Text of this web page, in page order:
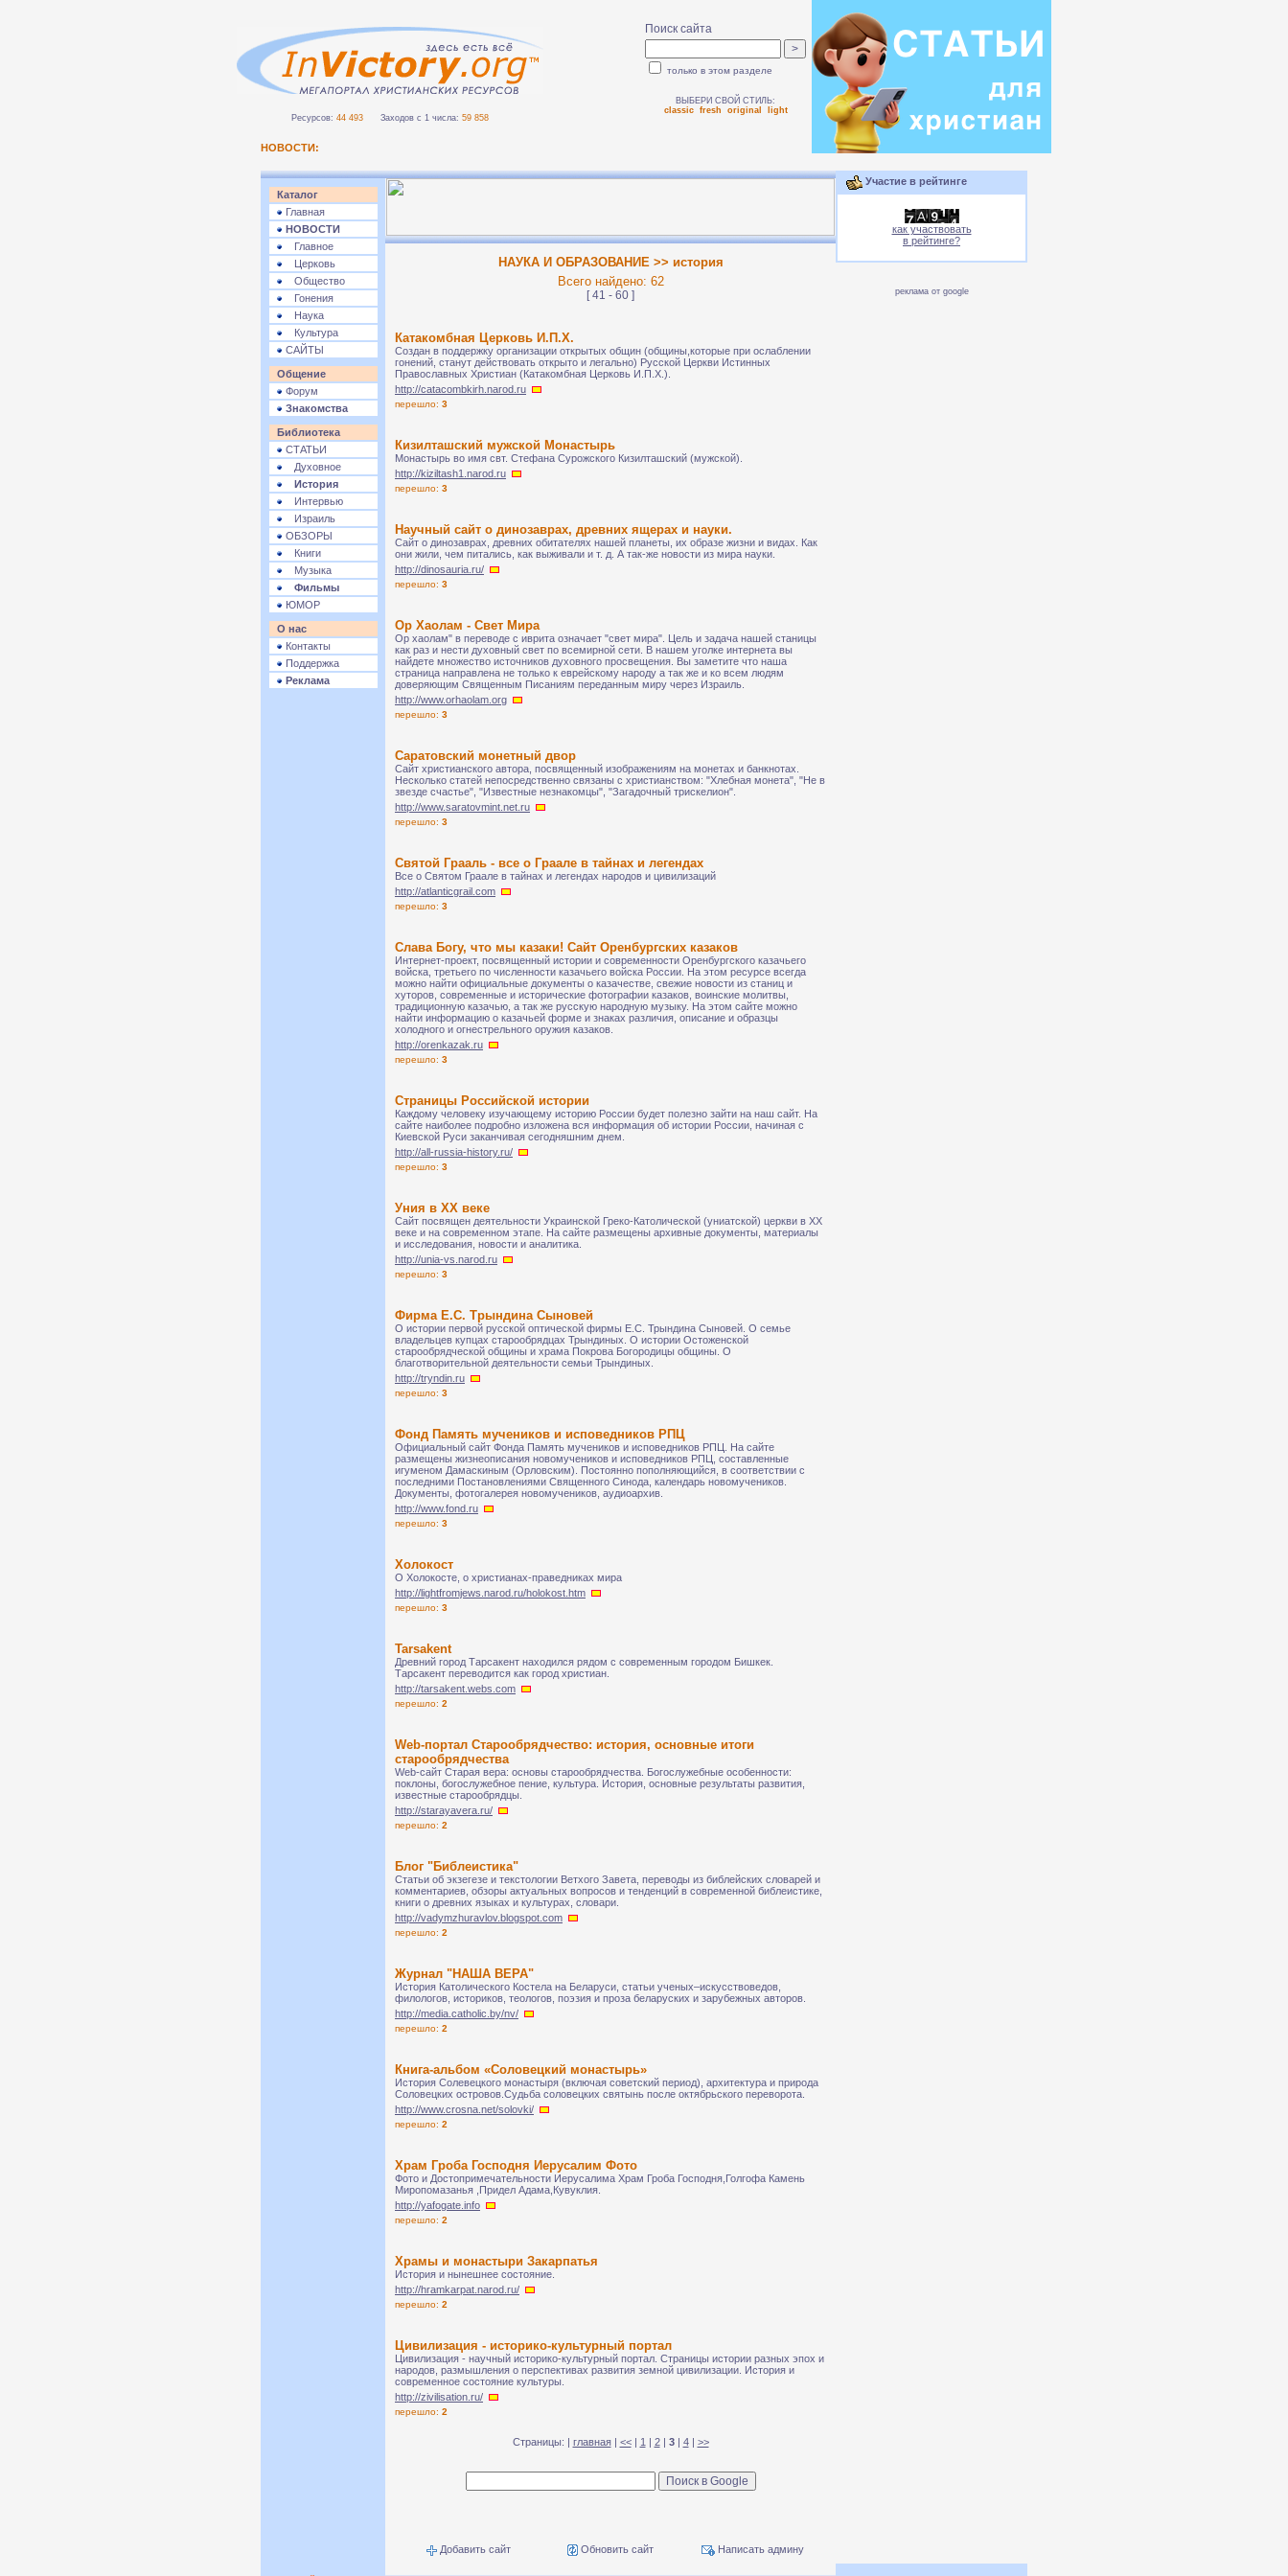
Ресурсов: 44 493 Заходов с 1 числа: 59 858
Поиск сайта
только в этом разделе
ВЫБЕРИ СВОЙ СТИЛЬ:
classic
fresh original light
НОВОСТИ:
Каталог
Главная
НОВОСТИ
Главное
Церковь
Общество
Гонения
Наука
Культура
САЙТЫ
Общение
Форум
Знакомства
Библиотека
СТАТЬИ
Духовное
История
Интервью
Израиль
ОБЗОРЫ
Книги
Музыка
Фильмы
ЮМОР
О нас
Контакты
Поддержка
Реклама
НАУКА И ОБРАЗОВАНИЕ >> история
Всего найдено: 62
[ 41 - 60 ]
Катакомбная Церковь И.П.Х.
Создан в поддержку организации открытых общин (общины,которые при ослаблении
гонений, станут действовать открыто и легально) Русской Церкви Истинных
Православных Христиан (Катакомбная Церковь И.П.Х.).
http://catacombkirh.narod.ru
перешло: 3
Кизилташский мужской Монастырь
Монастырь во имя свт. Стефана Сурожского Кизилташский (мужской).
http://kiziltash1.narod.ru
перешло: 3
Научный сайт о динозаврах, древних ящерах и науки.
Сайт о динозаврах, древних обитателях нашей планеты, их образе жизни и видах. Как
они жили, чем питались, как выживали и т. д. А так-же новости из мира науки.
http://dinosauria.ru/
перешло: 3
Ор Хаолам - Свет Мира
Ор хаолам" в переводе с иврита означает "свет мира". Цель и задача нашей станицы
как раз и нести духовный свет по всемирной сети. В нашем уголке интернета вы
найдете множество источников духовного просвещения. Вы заметите что наша
страница направлена не только к еврейскому народу а так же и ко всем людям
доверяющим Священным Писаниям переданным миру через Израиль.
http://www.orhaolam.org
перешло: 3
Саратовский монетный двор
Cайт христианского автора, посвященный изображениям на монетах и банкнотах.
Несколько статей непосредственно связаны с христианством: "Хлебная монета", "Не в
звезде счастье", "Известные незнакомцы", "Загадочный трискелион".
http://www.saratovmint.net.ru
перешло: 3
Святой Грааль - все о Граале в тайнах и легендах
Все о Святом Граале в тайнах и легендах народов и цивилизаций
http://atlanticgrail.com
перешло: 3
Слава Богу, что мы казаки! Сайт Оренбургских казаков
Интернет-проект, посвященный истории и современности Оренбургского казачьего
войска, третьего по численности казачьего войска России. На этом ресурсе всегда
можно найти официальные документы о казачестве, свежие новости из станиц и
хуторов, современные и исторические фотографии казаков, воинские молитвы,
традиционную казачью, а так же русскую народную музыку. На этом сайте можно
найти информацию о казачьей форме и знаках различия, описание и образцы
холодного и огнестрельного оружия казаков.
http://orenkazak.ru
перешло: 3
Страницы Российской истории
Каждому человеку изучающему историю России будет полезно зайти на наш сайт. На
сайте наиболее подробно изложена вся информация об истории России, начиная с
Киевской Руси заканчивая сегодняшним днем.
http://all-russia-history.ru/
перешло: 3
Уния в XX веке
Сайт посвящен деятельности Украинской Греко-Католической (униатской) церкви в XX
веке и на современном этапе. На сайте размещены архивные документы, материалы
и исследования, новости и аналитика.
http://unia-vs.narod.ru
перешло: 3
Фирма Е.С. Трындина Сыновей
О истории первой русской оптической фирмы Е.С. Трындина Сыновей. О семье
владельцев купцах старообрядцах Трындиных. О истории Остоженской
старообрядческой общины и храма Покрова Богородицы общины. О
благотворительной деятельности семьи Трындиных.
http://tryndin.ru
перешло: 3
Фонд Память мучеников и исповедников РПЦ
Официальный сайт Фонда Память мучеников и исповедников РПЦ. На сайте
размещены жизнеописания новомучеников и исповедников РПЦ, составленные
игуменом Дамаскиным (Орловским). Постоянно пополняющийся, в соответствии с
последними Постановлениями Священного Синода, календарь новомучеников.
Документы, фотогалерея новомучеников, аудиоархив.
http://www.fond.ru
перешло: 3
Холокост
О Холокосте, о христианах-праведниках мира
http://lightfromjews.narod.ru/holokost.htm
перешло: 3
Tarsakent
Древний город Тарсакент находился рядом с современным городом Бишкек.
Тарсакент переводится как город христиан.
http://tarsakent.webs.com
перешло: 2
Web-портал Старообрядчество: история, основные итоги
старообрядчества
Web-сайт Старая вера: основы старообрядчества. Богослужебные особенности:
поклоны, богослужебное пение, культура. История, основные результаты развития,
известные старообрядцы.
http://starayavera.ru/
перешло: 2
Блог "Библеистика"
Статьи об экзегезе и текстологии Ветхого Завета, переводы из библейских словарей и
комментариев, обзоры актуальных вопросов и тенденций в современной библеистике,
книги о древних языках и культурах, словари.
http://vadymzhuravlov.blogspot.com
перешло: 2
Журнал "НАША ВЕРА"
История Католического Костела на Беларуси, статьи ученых–искусствоведов,
филологов, историков, теологов, поэзия и проза беларуских и зарубежных авторов.
http://media.catholic.by/nv/
перешло: 2
Книга-альбом «Соловецкий монастырь»
История Солевецкого монастыря (включая советский период), архитектура и природа
Соловецких островов.Судьба соловецких святынь после октябрьского переворота.
http://www.crosna.net/solovki/
перешло: 2
Храм Гроба Господня Иерусалим Фото
Фото и Достопримечательности Иерусалима Храм Гроба Господня,Голгофа Камень
Миропомазанья ,Придел Адама,Кувуклия.
http://yafogate.info
перешло: 2
Храмы и монастыри Закарпатья
История и нынешнее состояние.
http://hramkarpat.narod.ru/
перешло: 2
Цивилизация - историко-культурный портал
Цивилизация - научный историко-культурный портал. Страницы истории разных эпох и
народов, размышления о перспективах развития земной цивилизации. История и
современное состояние культуры.
http://zivilisation.ru/
перешло: 2
Страницы: | главная| <<| 1 | 2| 3| 4| >>
Добавить сайт Обновить сайт Написать админу
Участие в рейтинге
как участвовать
в рейтинге?
реклама от google